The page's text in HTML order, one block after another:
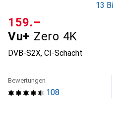
13
Vu+ Zero 4K
DVB-S2X, CI-Schacht
CHF
159.–
108
Bewertungen